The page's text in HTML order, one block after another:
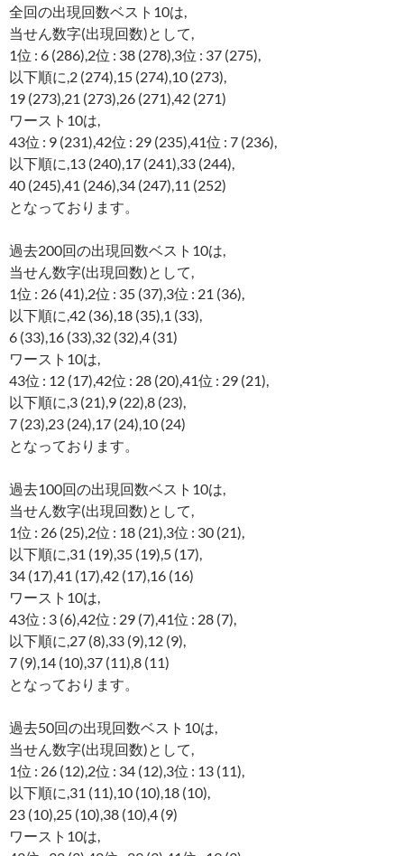
全回の出現回数ベスト10は,
当せん数字(出現回数)として,
1位 : 6 (286),2位 : 38 (278),3位 : 37 (275),
以下順に,2 (274),15 (274),10 (273),
19 (273),21 (273),26 (271),42 (271)
ワースト10は,
43位 : 9 (231),42位 : 29 (235),41位 : 7 (236),
以下順に,13 (240),17 (241),33 (244),
40 (245),41 (246),34 (247),11 (252)
となっております。
過去200回の出現回数ベスト10は,
当せん数字(出現回数)として,
1位 : 26 (41),2位 : 35 (37),3位 : 21 (36),
以下順に,42 (36),18 (35),1 (33),
6 (33),16 (33),32 (32),4 (31)
ワースト10は,
43位 : 12 (17),42位 : 28 (20),41位 : 29 (21),
以下順に,3 (21),9 (22),8 (23),
7 (23),23 (24),17 (24),10 (24)
となっております。
過去100回の出現回数ベスト10は,
当せん数字(出現回数)として,
1位 : 26 (25),2位 : 18 (21),3位 : 30 (21),
以下順に,31 (19),35 (19),5 (17),
34 (17),41 (17),42 (17),16 (16)
ワースト10は,
43位 : 3 (6),42位 : 29 (7),41位 : 28 (7),
以下順に,27 (8),33 (9),12 (9),
7 (9),14 (10),37 (11),8 (11)
となっております。
過去50回の出現回数ベスト10は,
当せん数字(出現回数)として,
1位 : 26 (12),2位 : 34 (12),3位 : 13 (11),
以下順に,31 (11),10 (10),18 (10),
23 (10),25 (10),38 (10),4 (9)
ワースト10は,